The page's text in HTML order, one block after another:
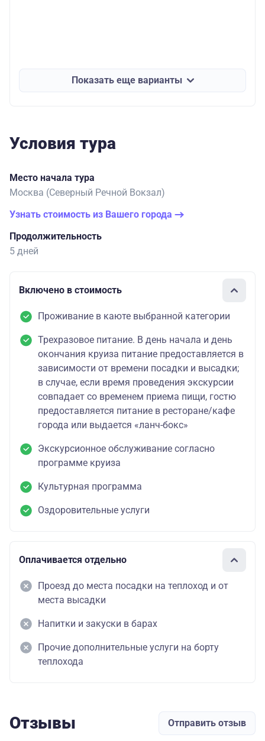
Показать еще варианты
Условия тура
Место начала тура
Москва (Северный Речной Вокзал)
Узнать стоимость из Вашего города
Продолжительность
5 дней
Включено в стоимость
Проживание в каюте выбранной категории
Трехразовое питание. В день начала и день
окончания круиза питание предоставляется в
зависимости от времени посадки и высадки;
в случае, если время проведения экскурсии
совпадает со временем приема пищи, гостю
предоставляется питание в ресторане/кафе
города или выдается «ланч-бокс»
Экскурсионное обслуживание согласно
программе круиза
Культурная программа
Оздоровительные услуги
Оплачивается отдельно
Проезд до места посадки на теплоход и от
места высадки
Напитки и закуски в барах
Прочие дополнительные услуги на борту
теплохода
Отзывы Отправить отзыв